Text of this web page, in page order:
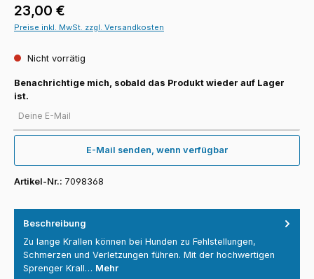
Regulärer Preis:
23,00 €
Preise inkl. MwSt. zzgl. Versandkosten
Nicht vorrätig
Benachrichtige mich, sobald das Produkt wieder auf Lager
ist.
E-Mail senden, wenn verfügbar
Artikel-Nr.: 7098368
Beschreibung
Zu lange Krallen können bei Hunden zu Fehlstellungen,
Schmerzen und Verletzungen führen. Mit der hochwertigen
Sprenger Krall… Mehr